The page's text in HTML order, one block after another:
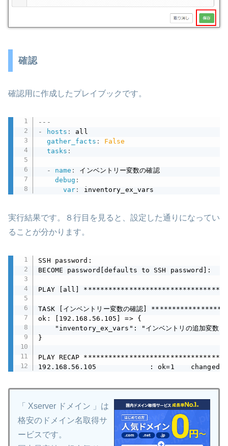
確認
確認用に作成したプレイブックです。
---
-
hosts :
all
gather_facts :
False
tasks :
- name :
インベントリー変数の確認
debug :
var : inventory_ex_vars
実行結果です。８行目を見ると、設定した通りになってい
ることが分かります。
SSH password:
BECOME password[defaults to SSH password]:
PLAY [all]
TASK [インベントリー変数の確認]
ok: [192.168.56.105] => {
    "inventory_ex_vars": "インベントリの追加変数"
}
PLAY RECAP
192.168.56.105             : ok=1
「 Xserver ドメイン 」は
格安のドメイン名取得サ
ービスです。